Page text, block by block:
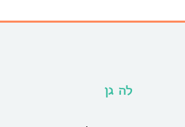
לה גן